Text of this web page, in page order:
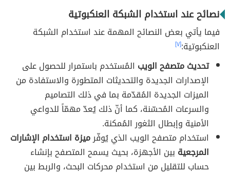
نصائح عند استخدام الشبكة العنكبوتية
فيما يأتي بعض النصائح المهمة عند استخدام الشبكة
العنكبوتية:[٧]
تحديث متصفح الويب المُستخدم باستمرار للحصول على
الإصدارات الجديدة والتحديثات المتطورة والاستفادة من
الميزات الجديدة المُقدّمة بما في ذلك التصاميم
والسرعات المُحسّنة، كما أنّ ذلك يُعدّ مهمّاً للدواعي
الأمنية وإبطال الثغور المُمكنة.
استخدام متصفح الويب الذي يُوفّرميزة استخدام الإشارات
المرجعية بين الأجهزة، بحيث يسمح المتصفح بإنشاء
حساب للتقليل من استخدام محركات البحث، والربط بين